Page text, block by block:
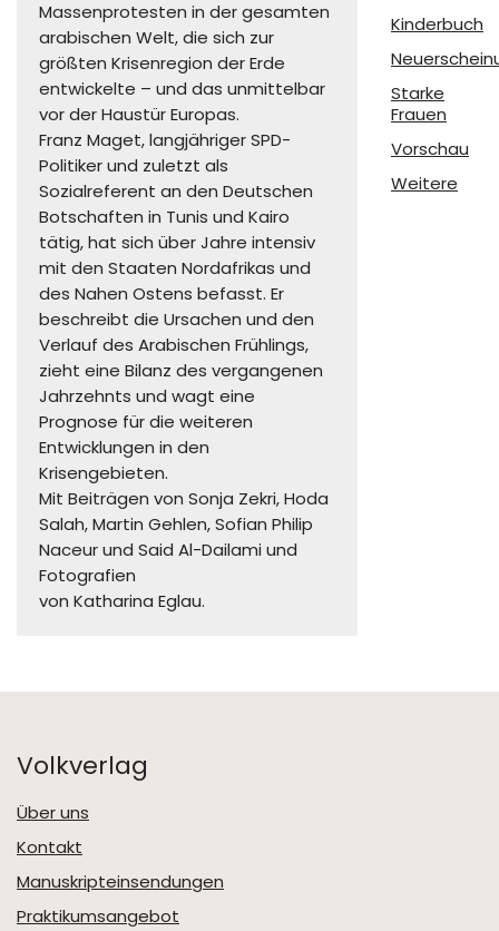
Massenprotesten in der gesamten
arabischen Welt, die sich zur
größten Krisenregion der Erde
entwickelte – und das unmittelbar
vor der Haustür Europas.
Franz Maget, langjähriger SPD-
Politiker und zuletzt als
Sozialreferent an den Deutschen
Botschaften in Tunis und Kairo
tätig, hat sich über Jahre intensiv
mit den Staaten Nordafrikas und
des Nahen Ostens befasst. Er
beschreibt die Ursachen und den
Verlauf des Arabischen Frühlings,
zieht eine Bilanz des vergangenen
Jahrzehnts und wagt eine
Prognose für die weiteren
Entwicklungen in den
Krisengebieten.
Mit Beiträgen von Sonja Zekri, Hoda
Salah, Martin Gehlen, Sofian Philip
Naceur und Said Al-Dailami und
Fotografien
von Katharina Eglau.
Kinderbuch
Starke
Frauen
Vorschau
Weitere
Volkverlag
Über uns
Kontakt
Manuskripteinsendungen
Praktikumsangebot